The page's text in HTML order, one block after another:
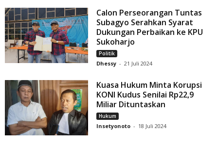
Calon Perseorangan Tuntas
Subagyo Serahkan Syarat
Dukungan Perbaikan ke KPU
Sukoharjo
Politik
Dhessy - 21 Juli 2024
Kuasa Hukum Minta Korupsi
KONI Kudus Senilai Rp22,9
Miliar Dituntaskan
Hukum
Insetyonoto - 18 Juli 2024